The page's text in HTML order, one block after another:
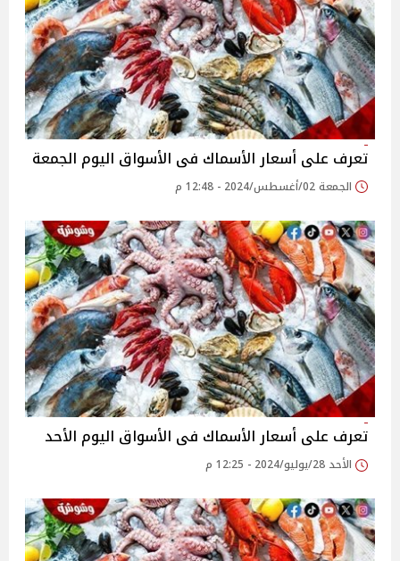
تعرف على أسعار الأسماك فى الأسواق اليوم الجمعة
الجمعة 02/أغسطس/2024 - 12:48 م
تعرف على أسعار الأسماك فى الأسواق اليوم الأحد
الأحد 28/يوليو/2024 - 12:25 م